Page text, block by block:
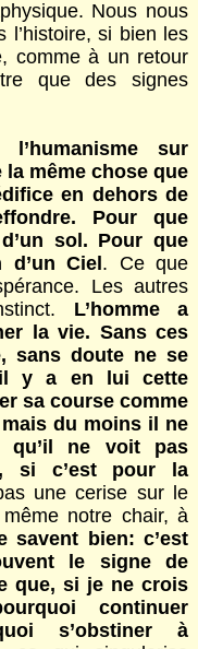
Nous nous
l’histoire, si bien les
comme à un retour
que des signes
sur
la même chose que
en dehors de
Pour que
sol. Pour que
d’un Ciel. Ce que
Les autres
L’homme a
la vie. Sans ces
sans doute ne se
y a en lui cette
sa course comme
du moins il ne
qu’il ne voit pas
si c’est pour la
une cerise sur le
notre chair, à
savent bien: c’est
le signe de
que, si je ne crois
continuer
s’obstiner à